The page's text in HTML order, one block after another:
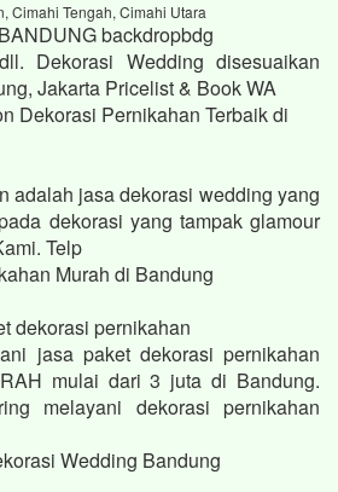
Cimahi Tengah, Cimahi Utara
backdropbdg
Dekorasi Wedding disesuaikan
Jakarta Pricelist & Book WA
Dekorasi Pernikahan Terbaik di
adalah jasa dekorasi wedding yang
dekorasi yang tampak glamour
Telp
Murah di Bandung
dekorasi pernikahan
jasa paket dekorasi pernikahan
mulai dari 3 juta di Bandung.
melayani dekorasi pernikahan
Wedding Bandung